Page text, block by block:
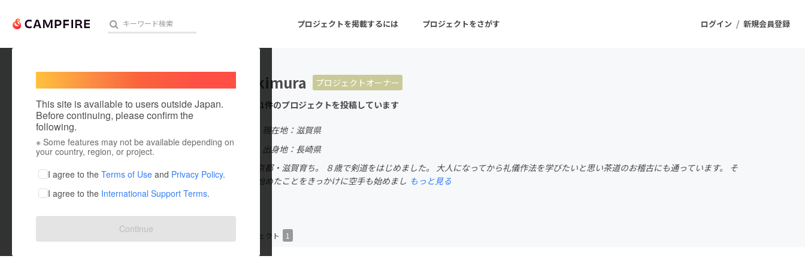
ログイン / 新規会員登録
プロジェクトを掲載するには プロジェクトをさがす
人気のプロジェクト 注目のリターン 注目の新着プロジェクト
アート・写真 音楽
テクノロジー・ガジェット
ゲーム・サービス開発 フード・飲食店
ファッション
映像・映画
ビジネス・起業
まちづくり・地域活性化
This site is available to users outside Japan.
Before continuing, please confirm the
following.
※ Some features may not be available depending on
your country, region, or project.
I agree to the Terms of Use and Privacy Policy.
I agree to the International Support Terms.
Continue
maricokimura
プロジェクトオーナー
これまでに1件のプロジェクトを投稿しています
現在地：滋賀県
出身国：日本
出身地：長崎県
長崎生まれ、京都・滋賀育ち。 ８歳で剣道をはじめました。 大人になってから礼儀作法を学びたいと思い茶道のお稽古にも通っています。 そ
して子どもが始めたことをきっかけに空手も始めまし もっと見る
プロジェクト プロジェクト 1